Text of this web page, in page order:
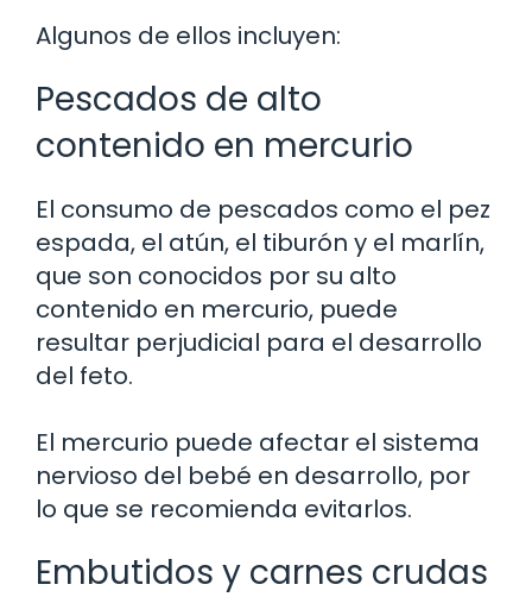
Algunos de ellos incluyen:
Pescados de alto
contenido en mercurio
El consumo de pescados como el pez
espada, el atún, el tiburón y el marlín,
que son conocidos por su alto
contenido en mercurio, puede
resultar perjudicial para el desarrollo
del feto.
El mercurio puede afectar el sistema
nervioso del bebé en desarrollo, por
lo que se recomienda evitarlos.
Embutidos y carnes crudas